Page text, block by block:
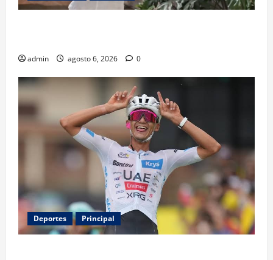
admin agosto 6, 2026 0
Deportes Principal